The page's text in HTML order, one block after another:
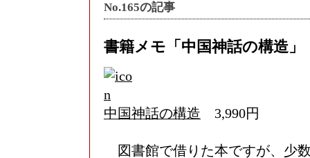
No.165の記事
書籍メモ「中国神話の構造」
中国神話の構造 3,990円
図書館で借りた本ですが、少